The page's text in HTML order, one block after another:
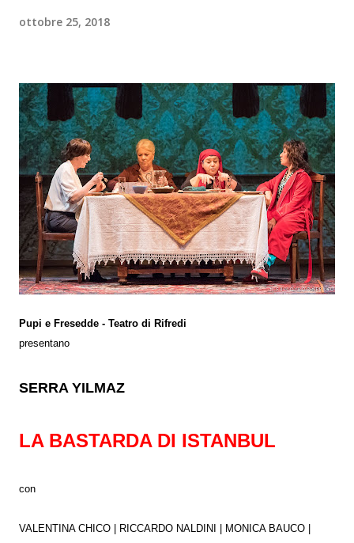
ottobre 25, 2018
Pupi e Fresedde - Teatro di Rifredi
presentano
SERRA YILMAZ
LA BASTARDA DI ISTANBUL
con
VALENTINA CHICO | RICCARDO NALDINI | MONICA BAUCO |